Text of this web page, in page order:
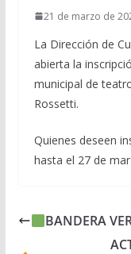
21 de marzo de
La Dirección de
abierta la
municipal de
Rossetti.
Quienes deseen
hasta el 27 de
BANDERA